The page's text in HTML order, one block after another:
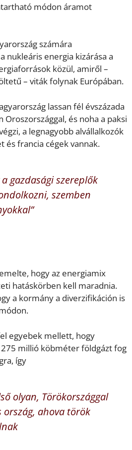
módon áramot
számára
nukleáris energia kizárása a
közül, amiről –
– viták folynak Európában.
lassan fél évszázada
és noha a paksi
a legnagyobb alvállalkozók
és francia cégek vannak.
gazdasági szereplők
szemben
hogy az energiamix
hatáskörben kell maradnia.
a kormány a diverzifikáción is
egyebek mellett, hogy
millió köbméter földgázt fog
így
olyan, Törökországgal
ország, ahova török